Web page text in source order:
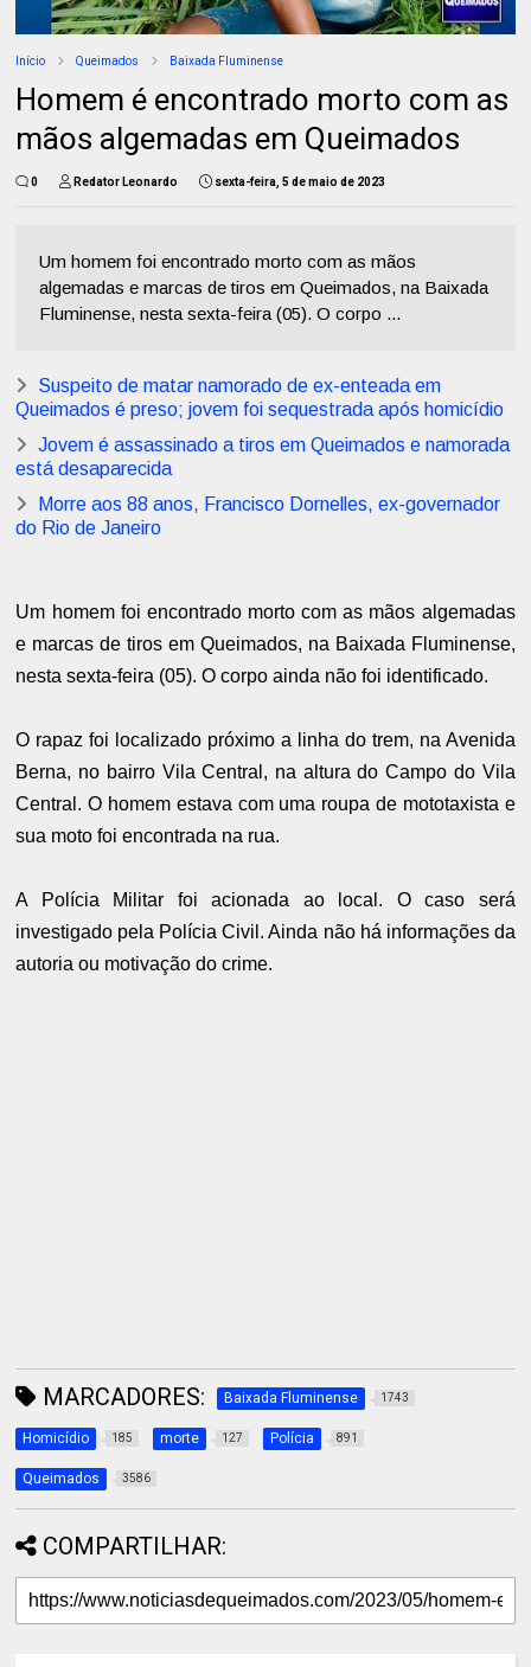
Início Queimados Baixada Fluminense
Homem é encontrado morto com as
mãos algemadas em Queimados
0 Redator Leonardo sexta-feira, 5 de maio de 2023
Um homem foi encontrado morto com as mãos
algemadas e marcas de tiros em Queimados, na Baixada
Fluminense, nesta sexta-feira (05). O corpo ...
Suspeito de matar namorado de ex-enteada em
Queimados é preso; jovem foi sequestrada após homicídio
Jovem é assassinado a tiros em Queimados e namorada
está desaparecida
Morre aos 88 anos, Francisco Dornelles, ex-governador
do Rio de Janeiro
Um homem foi encontrado morto com as mãos algemadas
e marcas de tiros em Queimados, na Baixada Fluminense,
nesta sexta-feira (05). O corpo ainda não foi identificado.
O rapaz foi localizado próximo a linha do trem, na Avenida
Berna, no bairro Vila Central, na altura do Campo do Vila
Central. O homem estava com uma roupa de mototaxista e
sua moto foi encontrada na rua.
A Polícia Militar foi acionada ao local. O caso será
investigado pela Polícia Civil. Ainda não há informações da
autoria ou motivação do crime.
MARCADORES: Baixada Fluminense 1743
Homicídio 185 morte 127 Polícia 891
Queimados 3586
COMPARTILHAR: